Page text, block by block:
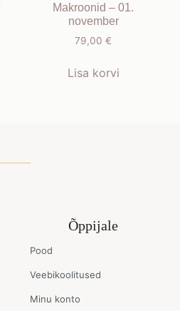
Makroonid – 01.
november
79,00 €
Lisa korvi
Õppijale
Pood
Veebikoolitused
Minu konto